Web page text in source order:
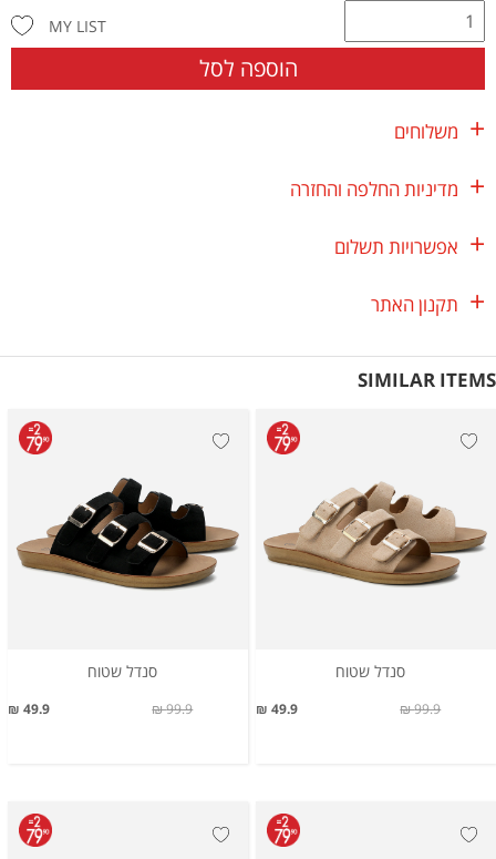
הוספה לסל
MY LIST
משלוחים
מדיניות החלפה והחזרה
אפשרויות תשלום
תקנון האתר
SIMILAR ITEMS
סנדל שטוח
49.9 ₪ 99.9 ₪
סנדל שטוח
49.9 ₪ 99.9 ₪